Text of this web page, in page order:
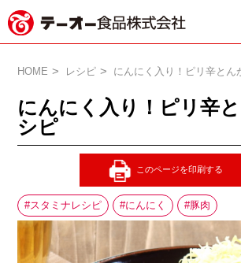
ー食品株式会社
HOME レシピ にんにく入り！ピリ辛とん
にんにく入り！ピリ辛
シピ
スタミナレシピ にんにく 豚肉